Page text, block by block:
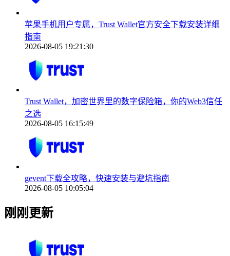
苹果手机用户专属，Trust Wallet官方安全下载安装详细
指南
2026-08-05 19:21:30
Trust Wallet，加密世界里的数字保险箱，你的Web3信任
之选
2026-08-05 16:15:49
gevent下载全攻略，快速安装与避坑指南
2026-08-05 10:05:04
刚刚更新